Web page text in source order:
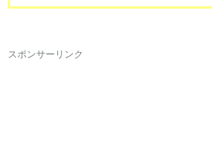
スポンサーリンク